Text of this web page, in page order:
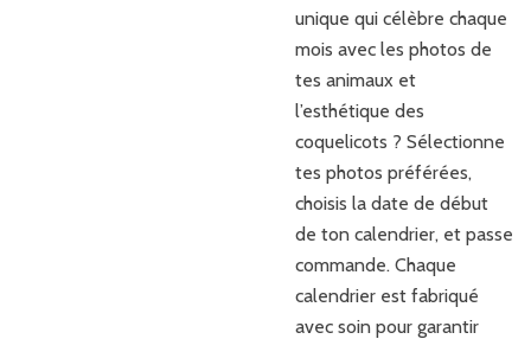
unique qui célèbre chaque
mois avec les photos de
tes animaux et
l’esthétique des
coquelicots ? Sélectionne
tes photos préférées,
choisis la date de début
de ton calendrier, et passe
commande. Chaque
calendrier est fabriqué
avec soin pour garantir